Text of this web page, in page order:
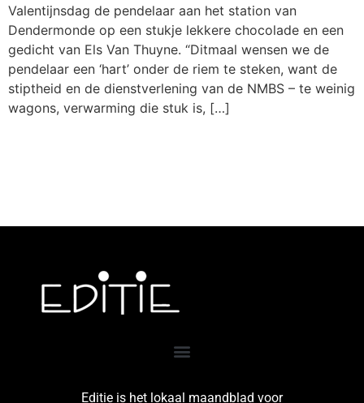
Valentijnsdag de pendelaar aan het station van
Dendermonde op een stukje lekkere chocolade en een
gedicht van Els Van Thuyne. “Ditmaal wensen we de
pendelaar een ‘hart’ onder de riem te steken, want de
stiptheid en de dienstverlening van de NMBS – te weinig
wagons, verwarming die stuk is, […]
Editie is het lokaal maandblad voor